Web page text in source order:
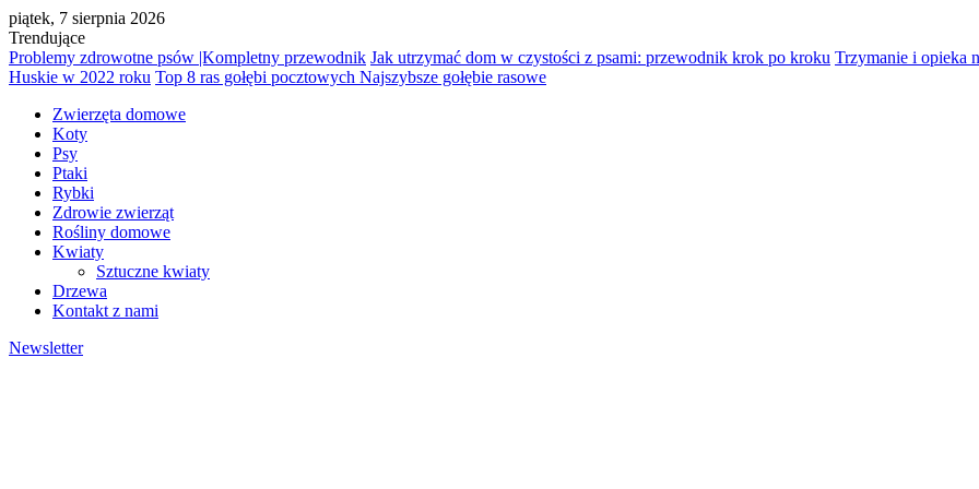
piątek, 7 sierpnia 2026
Trendujące
Problemy zdrowotne psów |Kompletny przewodnik Jak utrzymać dom w czystości z psami: przewodnik krok po kroku Trzymanie i opieka
Huskie w 2022 roku Top 8 ras gołębi pocztowych Najszybsze gołębie rasowe
Zwierzęta domowe
Koty
Psy
Ptaki
Rybki
Zdrowie zwierząt
Rośliny domowe
Kwiaty
Sztuczne kwiaty
Drzewa
Kontakt z nami
Newsletter